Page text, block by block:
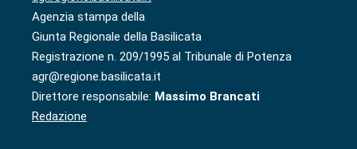
Agenzia stampa della
Giunta Regionale della Basilicata
Registrazione n. 209/1995 al Tribunale di Potenza
agr@regione.basilicata.it
Direttore responsabile: Massimo Brancati
Redazione